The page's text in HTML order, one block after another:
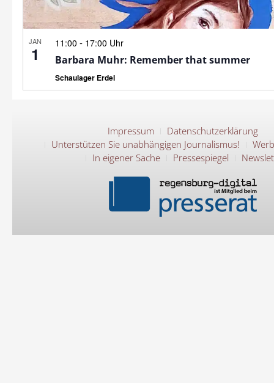
JAN
1
11:00 - 17:00 Uhr
Barbara Muhr: Remember that summer
Schaulager Erdel
Impressum
Datenschutzerklärung
Unterstützen Sie unabhängigen Journalismus!
In eigener Sache
Pressespiegel